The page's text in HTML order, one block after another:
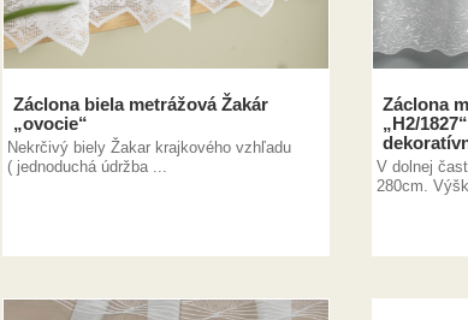
Záclona biela metrážová Žakár
„ovocie“
Nekrčivý biely Žakar krajkového vzhľadu
( jednoduchá údržba ...
Záclona
„H2/
V dolnej
280cm.